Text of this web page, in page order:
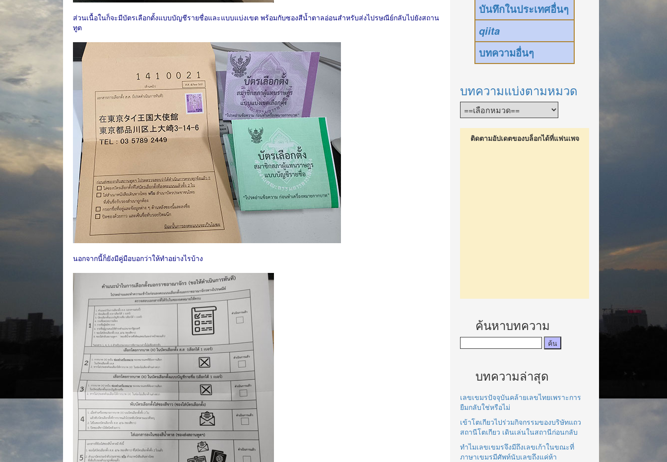
ส่วนเนื้อในก็จะมีบัตรเลือกตั้งแบบบัญชีรายชื่อและแบบแบ่งเขต พร้อมกับซองสีน้ำตาลอ่อนสำหรับส่งไปรษณีย์กลับไปยังสถาน
ทูต
นอกจากนี้ก็ยังมีคู่มือบอกว่าให้ทำอย่างไรบ้าง
บันทึกในประเทศอื่นๆ
qiita
บทความอื่นๆ
บทความแบ่งตามหมวด
ติดตามอัปเดตของบล็อกได้ที่แฟนเพจ
ค้นหาบทความ
บทความล่าสุด
เลขเขมรปัจจุบันคล้ายเลขไทยเพราะการ
ยืมกลับใช่หรือไม่
เข้าโตเกียวไปร่วมกิจกรรมของบริษัทแถว
สถานีโตเกียว เดินเล่นในสถานีก่อนกลับ
ทำไมเลขเขมรจึงมีถึงเลขเก้าในขณะที่
ภาษาเขมรมีศัพท์นับเลขถึงแค่ห้า